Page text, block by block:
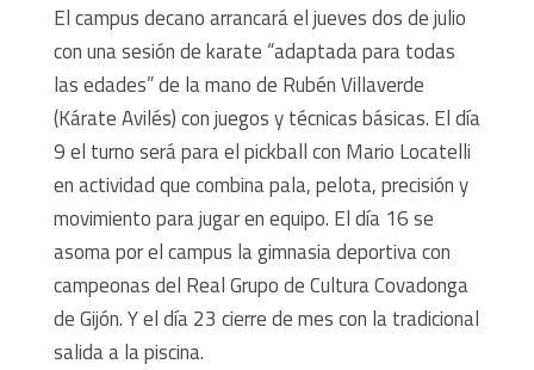
El campus decano arrancará el jueves dos de julio
con una sesión de karate “adaptada para todas
las edades” de la mano de Rubén Villaverde
(Kárate Avilés) con juegos y técnicas básicas. El día
9 el turno será para el pickball con Mario Locatelli
en actividad que combina pala, pelota, precisión y
movimiento para jugar en equipo. El día 16 se
asoma por el campus la gimnasia deportiva con
campeonas del Real Grupo de Cultura Covadonga
de Gijón. Y el día 23 cierre de mes con la tradicional
salida a la piscina.